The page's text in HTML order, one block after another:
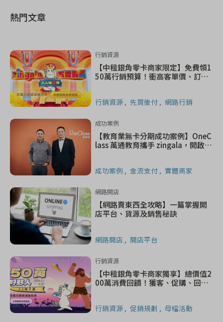
熱門文章
行銷資源
【中租銀角零卡商家限定】免費領1
50萬行銷預算！衝高客單價、訂單
行銷資源 先買後付 網路行銷
成功案例
【教育業無卡分期成功案例】OneC
lass 萬通教育攜手 zingala，開啟先
成功案例 金流支付 實體商家
網路開店
【網路賣東西全攻略】一篇掌握開
店平台、貨源及銷售秘訣
網路開店 開店平台
行銷資源
【中租銀角零卡商家獨享】總價值2
00萬消費回饋！獲客、促購、回購
行銷資源 促銷規劃 母檔活動